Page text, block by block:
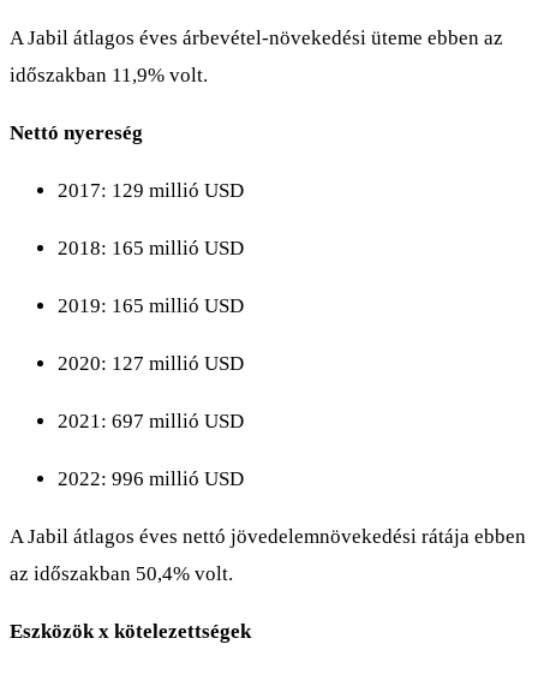
A Jabil átlagos éves árbevétel-növekedési üteme ebben az
időszakban 11,9% volt.
Nettó nyereség
2017: 129 millió USD
2018: 165 millió USD
2019: 165 millió USD
2020: 127 millió USD
2021: 697 millió USD
2022: 996 millió USD
A Jabil átlagos éves nettó jövedelemnövekedési rátája ebben
az időszakban 50,4% volt.
Eszközök x kötelezettségek